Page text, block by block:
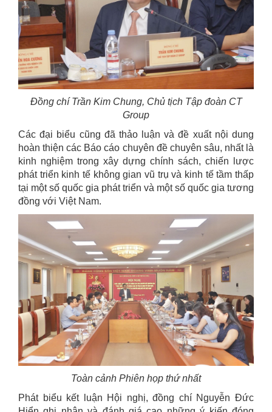
Đồng chí Trần Kim Chung, Chủ tịch Tập đoàn CT
Group
Các đại biểu cũng đã thảo luận và đề xuất nội dung
hoàn thiện các Báo cáo chuyên đề chuyên sâu, nhất là
kinh nghiệm trong xây dựng chính sách, chiến lược
phát triển kinh tế không gian vũ trụ và kinh tế tầm thấp
tại một số quốc gia phát triển và một số quốc gia tương
đồng với Việt Nam.
Toàn cảnh Phiên họp thứ nhất
Phát biểu kết luận Hội nghị, đồng chí Nguyễn Đức